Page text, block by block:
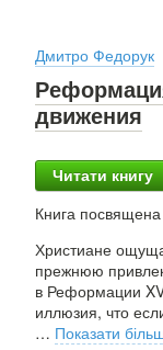
Дмитро Федорук
движения
Читати книгу
Книга
Христиане
прежнюю
в Реформации
иллюзия, что
… Показати